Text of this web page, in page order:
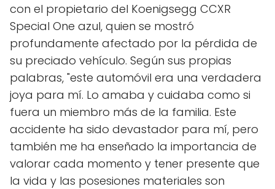
con el propietario del Koenigsegg CCXR
Special One azul, quien se mostró
profundamente afectado por la pérdida de
su preciado vehículo. Según sus propias
palabras, "este automóvil era una verdadera
joya para mí. Lo amaba y cuidaba como si
fuera un miembro más de la familia. Este
accidente ha sido devastador para mí, pero
también me ha enseñado la importancia de
valorar cada momento y tener presente que
la vida y las posesiones materiales son